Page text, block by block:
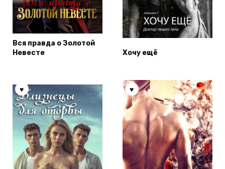
Вся правда о Золотой
Невесте
Хочу ещё